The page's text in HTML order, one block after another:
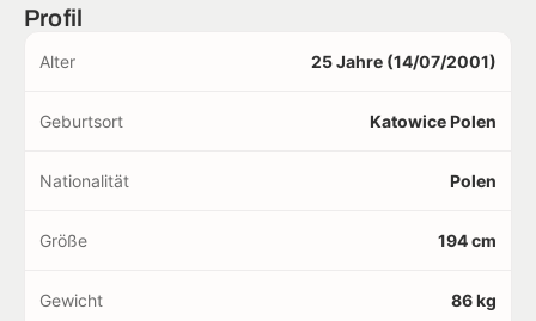
Profil
Alter 25 Jahre (14/07/2001)
Geburtsort Katowice Polen
Nationalität Polen
Größe 194 cm
Gewicht 86 kg